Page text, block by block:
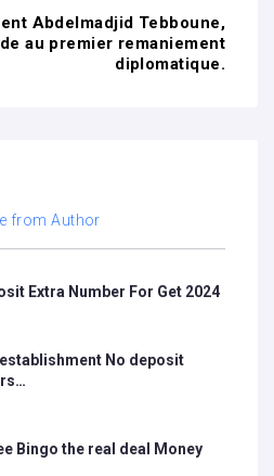
Abdelmadjid Tebboune,
au premier remaniement
diplomatique.
from Author
Extra Number For Get 2024
No deposit
Bingo the real deal Money